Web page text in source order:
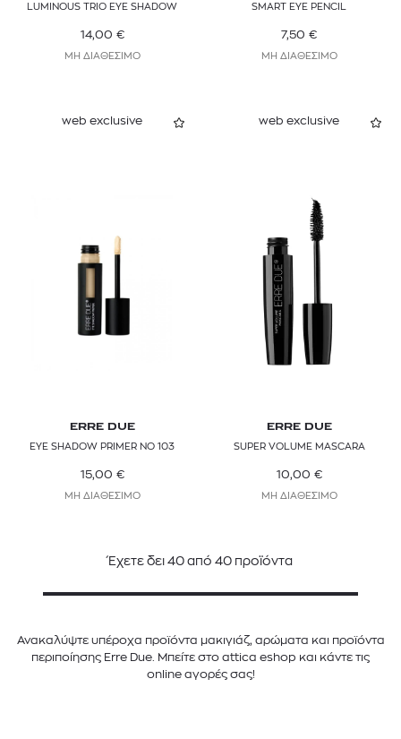
LUMINOUS TRIO EYE SHADOW
14,00 €
ΜΗ ΔΙΑΘΕΣΙΜΟ
SMART EYE PENCIL
7,50 €
ΜΗ ΔΙΑΘΕΣΙΜΟ
web exclusive
ERRE DUE
EYE SHADOW PRIMER NO 103
15,00 €
ΜΗ ΔΙΑΘΕΣΙΜΟ
web exclusive
ERRE DUE
SUPER VOLUME MASCARA
10,00 €
ΜΗ ΔΙΑΘΕΣΙΜΟ
Έχετε δει 40 από 40 προϊόντα
Ανακαλύψτε υπέροχα προϊόντα μακιγιάζ, αρώματα και προϊόντα
περιποίησης Erre Due. Μπείτε στο attica eshop και κάντε τις
online αγορές σας!